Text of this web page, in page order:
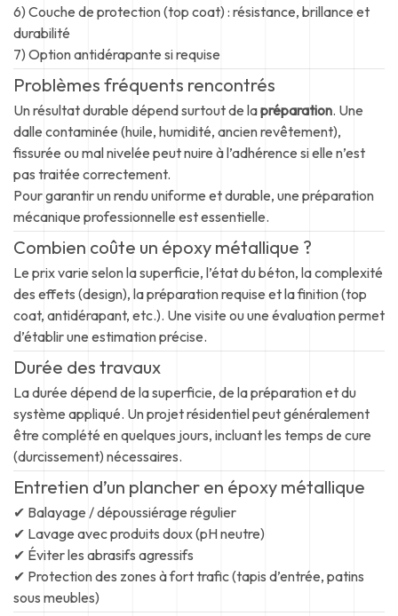
6) Couche de protection (top coat) : résistance, brillance et
durabilité
7) Option antidérapante si requise
Problèmes fréquents rencontrés
Un résultat durable dépend surtout de lapréparation. Une
dalle contaminée (huile, humidité, ancien revêtement),
fissurée ou mal nivelée peut nuire à l’adhérence si elle n’est
pas traitée correctement.
Pour garantir un rendu uniforme et durable, une préparation
mécanique professionnelle est essentielle.
Combien coûte un époxy métallique ?
Le prix varie selon la superficie, l’état du béton, la complexité
des effets (design), la préparation requise et la finition (top
coat, antidérapant, etc.). Une visite ou une évaluation permet
d’établir une estimation précise.
Durée des travaux
La durée dépend de la superficie, de la préparation et du
système appliqué. Un projet résidentiel peut généralement
être complété en quelques jours, incluant les temps de cure
(durcissement) nécessaires.
Entretien d’un plancher en époxy métallique
✔ Balayage / dépoussiérage régulier
✔ Lavage avec produits doux (pH neutre)
✔ Éviter les abrasifs agressifs
✔ Protection des zones à fort trafic (tapis d’entrée, patins
sous meubles)